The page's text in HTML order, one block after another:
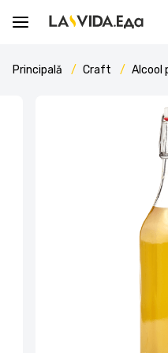
Principală Craft Alcool